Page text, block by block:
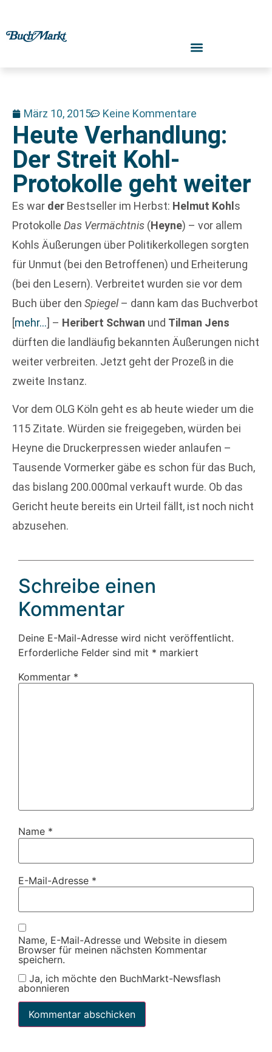
März 10, 2015 Keine Kommentare
Heute Verhandlung:
Der Streit Kohl-
Protokolle geht weiter
Es war der Bestseller im Herbst: Helmut Kohl s
Protokolle Das Vermächtnis (Heyne) – vor allem
Kohls Äußerungen über Politikerkollegen sorgten
für Unmut (bei den Betroffenen) und Erheiterung
(bei den Lesern). Verbreitet wurden sie vor dem
Buch über den Spiegel– dann kam das Buchverbot
[mehr…] – Heribert Schwan und Tilman Jens
dürften die landläufig bekannten Äußerungen nicht
weiter verbreiten. Jetzt geht der Prozeß in die
zweite Instanz.
Vor dem OLG Köln geht es ab heute wieder um die
115 Zitate. Würden sie freigegeben, würden bei
Heyne die Druckerpressen wieder anlaufen –
Tausende Vormerker gäbe es schon für das Buch,
das bislang 200.000mal verkauft wurde. Ob das
Gericht heute bereits ein Urteil fällt, ist noch nicht
abzusehen.
Schreibe einen
Kommentar
Deine E-Mail-Adresse wird nicht veröffentlicht.
Erforderliche Felder sind mit * markiert
Kommentar *
Name *
E-Mail-Adresse *
Name, E-Mail-Adresse und Website in diesem
Browser für meinen nächsten Kommentar
speichern.
Ja, ich möchte den BuchMarkt-Newsflash
abonnieren